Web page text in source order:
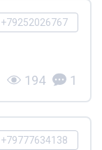
+79252026767
194 1
+79777634138